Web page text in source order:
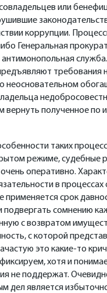
или
коррупции.
Генеральная
требования
неосновательном
вернуть полученное по
таких
режиме, судебные
оперативно.
в
применяется срок
подвергать сомнению
с возвратом
с которой
это какие-то
хотя и
не поддержат.
дел является